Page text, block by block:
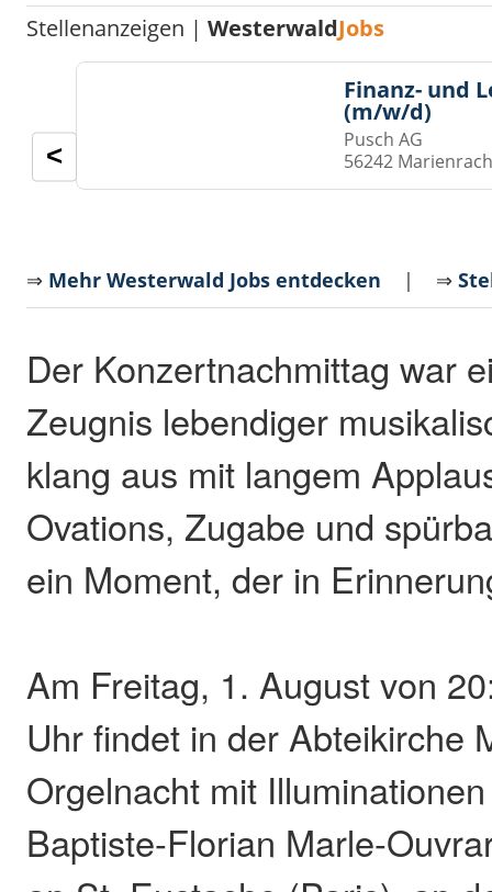
Stellenanzeigen |WesterwaldJobs
Finanz- und
(m/w/d)
Pusch AG
56242
<
⇒ Mehr Westerwald Jobs entdecken | ⇒
Der Konzertnachmittag war
Zeugnis lebendiger
klang aus mit langem
Ovations, Zugabe und
ein Moment, der in
Am Freitag, 1. August von
Uhr findet in der Abteikirche
Orgelnacht mit
Baptiste-Florian Marle-